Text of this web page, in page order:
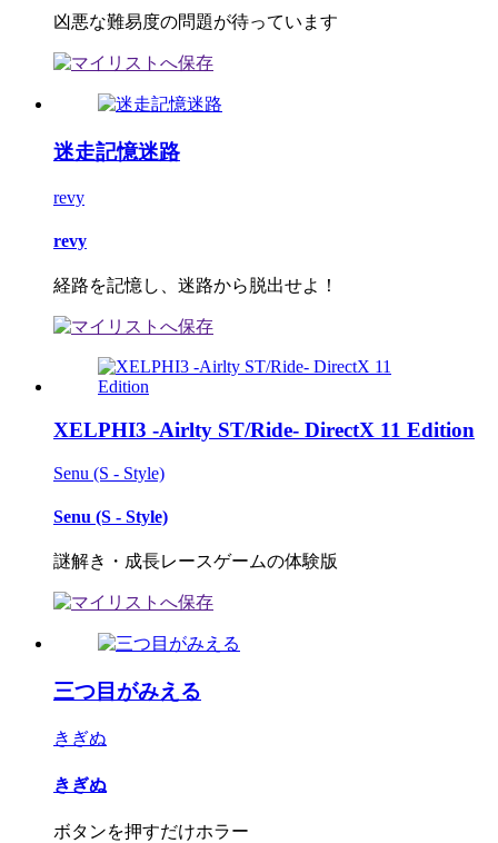
凶悪な難易度の問題が待っています
迷走記憶迷路
revy
revy
経路を記憶し、迷路から脱出せよ！
XELPHI3 -Airlty ST/Ride- DirectX 11 Edition
Senu (S - Style)
Senu (S - Style)
謎解き・成長レースゲームの体験版
三つ目がみえる
きぎぬ
きぎぬ
ボタンを押すだけホラー